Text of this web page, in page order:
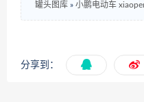
罐头图库 » 小鹏电动车
分享到：